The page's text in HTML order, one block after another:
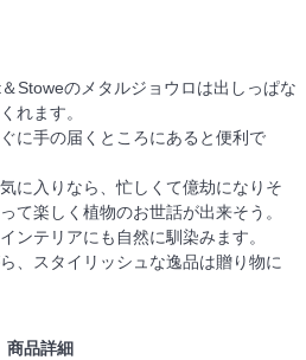
Stoweのメタルジョウロは出しっぱな
れます。
に手の届くところにあると便利で
に入りなら、忙しくて億劫になりそ
て楽しく植物のお世話が出来そう。
ンテリアにも自然に馴染みます。
、スタイリッシュな逸品は贈り物に
商品詳細